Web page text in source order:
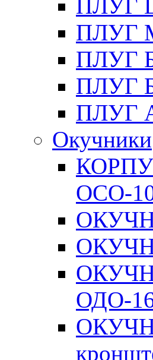
ПЛУГ
ПЛУГ
ПЛУГ
ПЛУГ
ПЛУГ
Окучники
ОСО-10
ОДО-